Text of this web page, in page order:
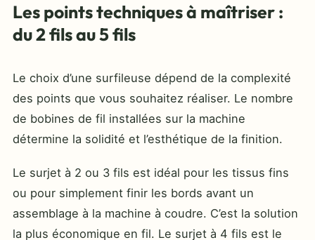
Les points techniques à maîtriser :
du 2 fils au 5 fils
Le choix d’une surfileuse dépend de la complexité
des points que vous souhaitez réaliser. Le nombre
de bobines de fil installées sur la machine
détermine la solidité et l’esthétique de la finition.
Le surjet à 2 ou 3 fils est idéal pour les tissus fins
ou pour simplement finir les bords avant un
assemblage à la machine à coudre. C’est la solution
la plus économique en fil. Le surjet à 4 fils est le